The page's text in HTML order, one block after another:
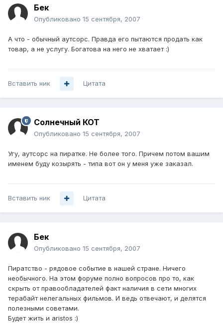
Бек
Опубликовано 15 сентября, 2007
А что - обычный аутсорс. Правда его пытаются продать как
товар, а не услугу. Богатова на него не хватает :)
Вставить ник Цитата
Солнечный КОТ
Опубликовано 15 сентября, 2007
Угу, аутсорс на пиратке. Не более того. Причем потом вашим
именем буду козырять - типа вот он у меня уже заказал.
Вставить ник Цитата
Бек
Опубликовано 15 сентября, 2007
Пиратство - рядовое событие в нашей стране. Ничего
необычного. На этом форуме полно вопросов про то, как
скрыть от правообладателей факт наличия в сети многих
терабайт нелегальных фильмов. И ведь отвечают, и делятся
полезными советами.
Будет жить и aristos :)